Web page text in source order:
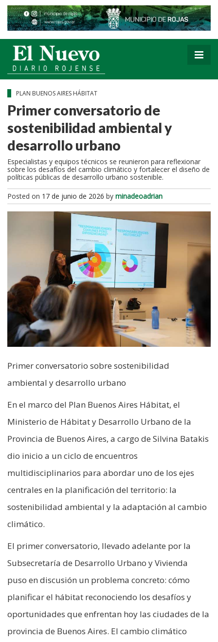
PLAN BUENOS AIRES HÁBITAT
Primer conversatorio de
sostenibilidad ambiental y
desarrollo urbano
Especialistas y equipos técnicos se reunieron para reflexionar
sobre los desafíos del cambio climático y fortalecer el diseño de
políticas públicas de desarrollo urbano sostenible.
Posted on 17 de junio de 2026 by minadeoadrian
Primer conversatorio sobre sostenibilidad
ambiental y desarrollo urbano
En el marco del Plan Buenos Aires Hábitat, el
Ministerio de Hábitat y Desarrollo Urbano de la
Provincia de Buenos Aires, a cargo de Silvina Batakis
dio inicio a un ciclo de encuentros
multidisciplinarios para abordar uno de los ejes
centrales en la planificación del territorio: la
sostenibilidad ambiental y la adaptación al cambio
climático.
El primer conversatorio, llevado adelante por la
Subsecretaría de Desarrollo Urbano y Vivienda
puso en discusión un problema concreto: cómo
planificar el hábitat reconociendo los desafíos y
oportunidades que enfrentan hoy las ciudades de la
provincia de Buenos Aires. El cambio climático